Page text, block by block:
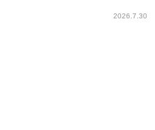
2026.7.30